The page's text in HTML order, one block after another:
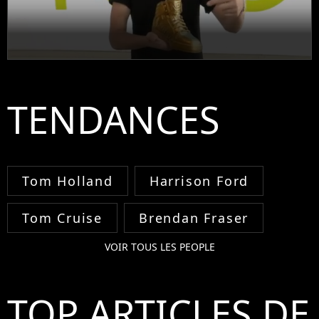
TENDANCES
Tom Holland Harrison Ford
Tom Cruise Brendan Fraser
VOIR TOUS LES PEOPLE